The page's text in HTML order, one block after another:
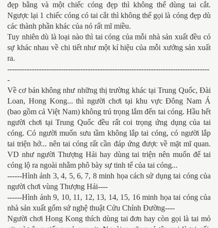
đẹp bằng và một chiếc cóng đẹp thì không thể dùng tai cắt.
Ngược lại 1 chiếc cóng có tai cắt thì không thể gọi là cóng đẹp dù
các thành phần khác của nó rất mĩ miều.
Tuy nhiên dù là loại nào thì tai cóng của mỗi nhà sản xuất đều có
sự khác nhau về chi tiết như một kí hiệu của mỗi xưởng sản xuất
ra.
-----------------------------------------------------------------------------------
-
Về cơ bản không như những thị trường khác tại Trung Quốc, Đài
Loan, Hong Kong... thì người chơi tại khu vực Đông Nam Á
(bao gồm cả Việt Nam) không trú trọng lắm đến tai cóng. Hầu hết
người chơi tại Trung Quốc đều rất coi trọng ứng dụng của tai
cóng. Có người muốn sưu tầm không lắp tai cóng, có người lắp
tai triện hở... nên tai cóng rất cần đáp ứng được về mặt mĩ quan.
VD như người Thượng Hải hay dùng tai triện nên muốn để tai
cóng lộ ra ngoài nhằm phô bày sự tinh tế của tai cóng...
------Hình ảnh 3, 4, 5, 6, 7, 8 minh họa cách sử dụng tai cóng của
người chơi vùng Thượng Hải----
------Hình ảnh 9, 10, 11, 12, 13, 14, 15, 16 minh họa tai cóng của
nhà sản xuất gốm sứ nghệ thuật Cửu Chính Đường----
Người chơi Hong Kong thích dùng tai đơn hay còn gọi là tai mỏ